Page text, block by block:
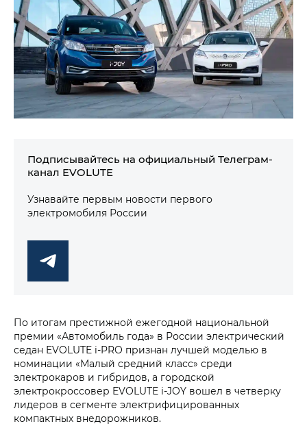
Подписывайтесь на официальный Телеграм-
канал EVOLUTE
Узнавайте первым новости первого
электромобиля России
По итогам престижной ежегодной национальной
премии «Автомобиль года» в России электрический
седан EVOLUTE i‑PRO признан лучшей моделью в
номинации «Малый средний класс» среди
электрокаров и гибридов, а городской
электрокроссовер EVOLUTE i‑JOY вошел в четверку
лидеров в сегменте электрифицированных
компактных внедорожников.